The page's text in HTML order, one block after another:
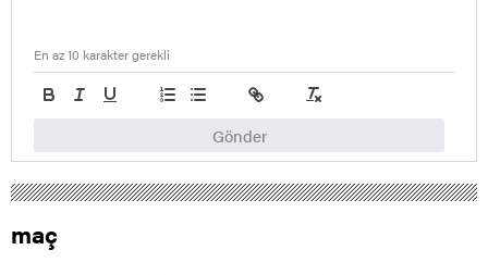
Gönder
En az 10 karakter gerekli
maç